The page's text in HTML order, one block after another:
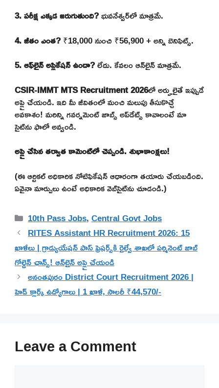
3. పరీక్ష ఎక్కడ జరుగుతుంది?భువనేశ్వర్‌లో మాత్రమే.
4. జీతం ఎంత?₹18,000 నుంచి ₹56,900 + అన్ని బెనిఫిట్స్.
5. ఆఫ్‌లైన్ అప్లికేషన్ ఉందా?లేదు. కేవలం ఆన్‌లైన్ మాత్రమే.
CSIR-IMMT MTS Recruitment 2026లో అర్హులైతే ఇప్పుడే
అప్లై చేయండి. ఇది మీ జీవితంలో మంచి మలుపు తీసుకొచ్చే
అవకాశం! మరిన్ని గవర్నమెంట్ జాబ్స్ అప్‌డేట్స్ కావాలంటే మా
సైట్‌ను ఫాలో అవ్వండి.
అప్లై చేసిన తర్వాత కామెంట్‌లో చెప్పండి. శుభాకాంక్షలు!
(ఈ ఆర్టికల్ అధికారిక నోటిఫికేషన్ ఆధారంగా తయారు చేయబడింది.
ఏవైనా మార్పులు ఉంటే అధికారిక వెబ్‌సైట్‌ను చూడండి.)
Categories
10th Pass Jobs,Central Govt Jobs
RITES Assistant HR Recruitment 2026: 15
ఖాళీలు | గ్రాడ్యుయేషన్ పాస్ ఫ్రెషర్స్‌కి రైల్వే శాఖలో పర్మినెంట్ జాబ్
గోల్డెన్ ఛాన్స్! ఆన్‌లైన్ అప్లై చేయండి
అనంతపురం District Court Recruitment 2026 |
హెడ్ క్లార్క్ ఉద్యోగాలు | 1 ఖాళీ, సాలరీ ₹44,570/-
Leave a Comment